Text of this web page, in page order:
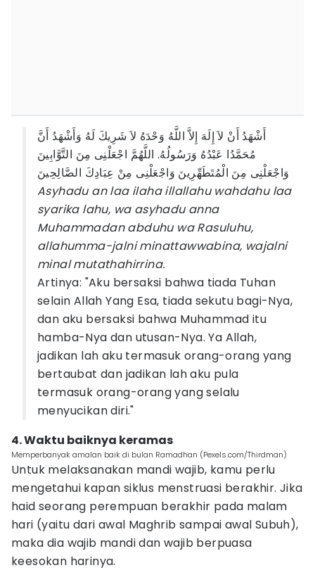
أَشْهَدُ أَنْ لاَ إِلَهَ إِلاَّ اللَّهُ وَحْدَهُ لاَ شَرِيكَ لَهُ وَأَشْهَدُ أَنَّ
مُحَمَّدُا عَبْدُهُ وَرَسُولُهُ. اللَّهُمَّ اجْعَلْنِى مِنَ التَّوَّابِينَ
وَاجْعَلْنِى مِنَ الْمُتَطَهِّرِينَ وَاجْعَلْنِى مِنْ عِبَادِكَ الصَّالِحِينَ
Asyhadu an laa ilaha illallahu wahdahu laa
syarika lahu, wa asyhadu anna
Muhammadan abduhu wa Rasuluhu,
allahumma-jalni minattawwabina, wajalni
minal mutathahirrina.
Artinya: "Aku bersaksi bahwa tiada Tuhan
selain Allah Yang Esa, tiada sekutu bagi-Nya,
dan aku bersaksi bahwa Muhammad itu
hamba-Nya dan utusan-Nya. Ya Allah,
jadikan lah aku termasuk orang-orang yang
bertaubat dan jadikan lah aku pula
termasuk orang-orang yang selalu
menyucikan diri."
4. Waktu baiknya keramas
Memperbanyak amalan baik di bulan Ramadhan (Pexels.com/Thirdman)
Untuk melaksanakan mandi wajib, kamu perlu
mengetahui kapan siklus menstruasi berakhir. Jika
haid seorang perempuan berakhir pada malam
hari (yaitu dari awal Maghrib sampai awal Subuh),
maka dia wajib mandi dan wajib berpuasa
keesokan harinya.